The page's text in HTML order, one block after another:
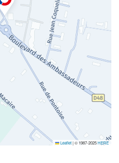
Leaflet|© 1987-2025HERE